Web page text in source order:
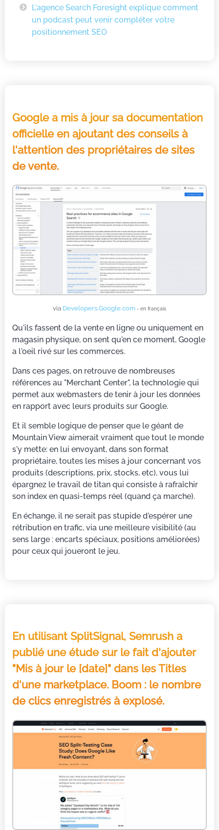
L'agence Search Foresight explique comment
un podcast peut venir compléter votre
positionnement SEO
Google a mis à jour sa documentation
officielle en ajoutant des conseils à
l'attention des propriétaires de sites
de vente.
via Developers.Google.com - en français
Qu'ils fassent de la vente en ligne ou uniquement en
magasin physique, on sent qu'en ce moment, Google
a l'oeil rivé sur les commerces.
Dans ces pages, on retrouve de nombreuses
références au "Merchant Center", la technologie qui
permet aux webmasters de tenir à jour les données
en rapport avec leurs produits sur Google.
Et il semble logique de penser que le géant de
Mountain View aimerait vraiment que tout le monde
s'y mette: en lui envoyant, dans son format
propriétaire, toutes les mises à jour concernant vos
produits (descriptions, prix, stocks, etc), vous lui
épargnez le travail de titan qui consiste à rafraîchir
son index en quasi-temps réel (quand ça marche).
En échange, il ne serait pas stupide d'espérer une
rétribution en trafic, via une meilleure visibilité (au
sens large : encarts spéciaux, positions améliorées)
pour ceux qui joueront le jeu.
En utilisant SplitSignal, Semrush a
publié une étude sur le fait d'ajouter
"Mis à jour le [date]" dans les Titles
d'une marketplace. Boom : le nombre
de clics enregistrés à explosé.